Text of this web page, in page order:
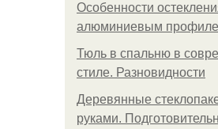
Особенности
алюминиевым
Тюль в спальню в
стиле. Разновидности
Деревянные
руками.